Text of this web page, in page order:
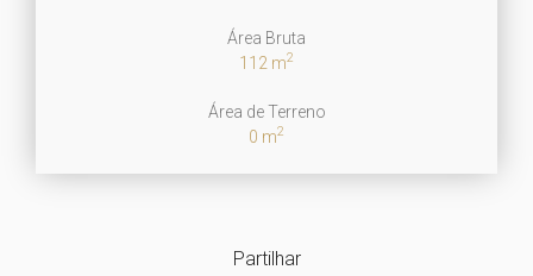
Área Bruta
112 m2
Área de Terreno
0 m2
Partilhar